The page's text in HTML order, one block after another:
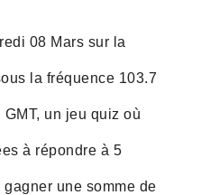
08 Mars sur la
la fréquence 103.7
un jeu quiz où
à répondre à 5
une somme de